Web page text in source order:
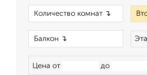
Цена от до